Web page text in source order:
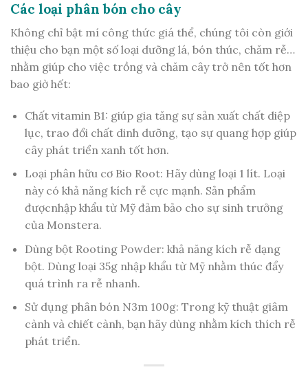
Các loại phân bón cho cây
Không chỉ bật mí công thức giá thể, chúng tôi còn giới
thiệu cho bạn một số loại dưỡng lá, bón thúc, chăm rễ…
nhằm giúp cho việc trồng và chăm cây trở nên tốt hơn
bao giờ hết:
Chất vitamin B1: giúp gia tăng sự sản xuất chất diệp
lục, trao đổi chất dinh dưỡng, tạo sự quang hợp giúp
cây phát triển xanh tốt hơn.
Loại phân hữu cơ Bio Root: Hãy dùng loại 1 lít. Loại
này có khả năng kích rễ cực mạnh. Sản phẩm
đượcnhập khẩu từ Mỹ đảm bảo cho sự sinh trưởng
của Monstera.
Dùng bột Rooting Powder: khả năng kích rễ dạng
bột. Dùng loại 35g nhập khẩu từ Mỹ nhằm thúc đẩy
quá trình ra rễ nhanh.
Sử dụng phân bón N3m 100g: Trong kỹ thuật giâm
cành và chiết cành, bạn hãy dùng nhằm kích thích rễ
phát triển.